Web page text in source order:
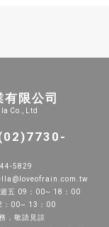
限公司
Co., Ltd
5829
五 09：00~ 18：00
：00~ 13：00
，敬請見諒